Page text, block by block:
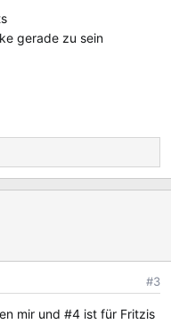
gerade zu sein
#3
mir und #4 ist für Fritzis